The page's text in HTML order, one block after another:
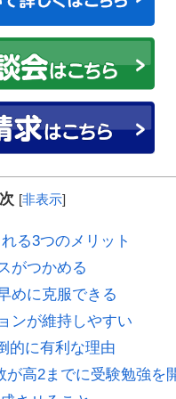
[非表示]
る3つのメリット
がつかめる
に克服できる
が維持しやすい
的に有利な理由
高2までに受験勉強を